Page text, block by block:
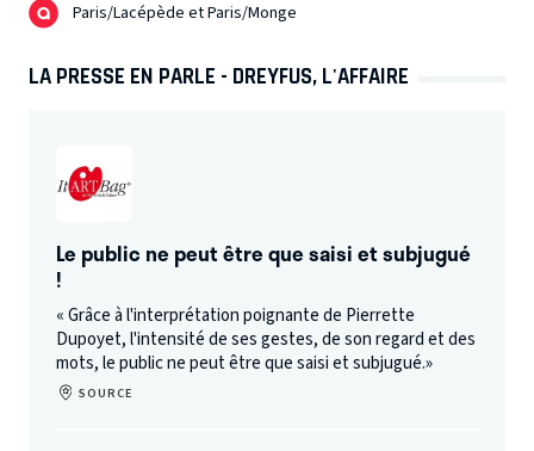
Paris/Lacépède et Paris/Monge
LA PRESSE EN PARLE - DREYFUS, L'AFFAIRE
Le public ne peut être que saisi et subjugué
!
« Grâce à l'interprétation poignante de Pierrette
Dupoyet, l'intensité de ses gestes, de son regard et des
mots, le public ne peut être que saisi et subjugué.»
SOURCE